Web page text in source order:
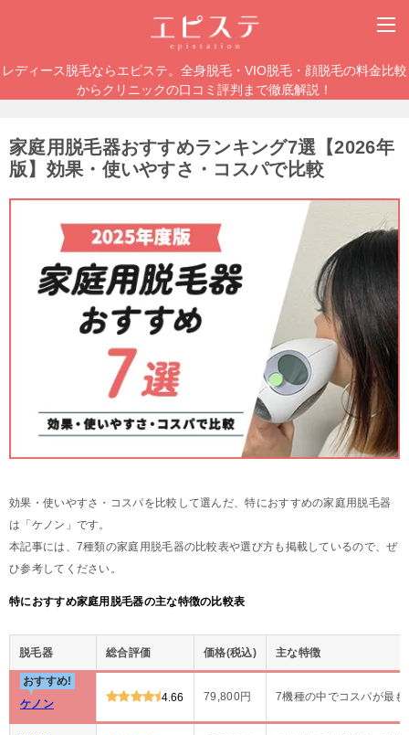
レディース脱毛ならエピステ。全身脱毛・VIO脱毛・顔脱毛の料金比較
からクリニックの口コミ評判まで徹底解説！
家庭用脱毛器おすすめランキング7選【2026年
版】効果・使いやすさ・コスパで比較
効果・使いやすさ・コスパを比較して選んだ、特におすすめの家庭用脱毛器
は「ケノン」です。
本記事には、7種類の家庭用脱毛器の比較表や選び方も掲載しているので、ぜ
ひ参考してください。
特におすすめ家庭用脱毛器の主な特徴の比較表
脱毛器 総合評価 価格(税込) 主な特徴
おすすめ!
ケノン
4.66 79,800円 7機種の中でコスパが最も